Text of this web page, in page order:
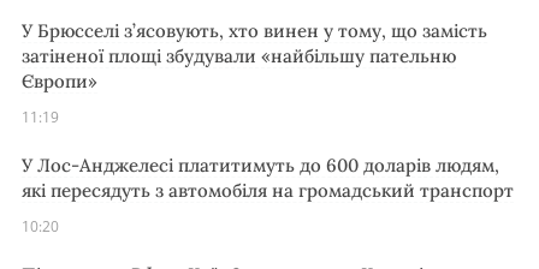
У Брюсселі з’ясовують, хто винен у тому, що замість
затіненої площі збудували «найбільшу пательню
Європи»
11:19
У Лос-Анджелесі платитимуть до 600 доларів людям,
які пересядуть з автомобіля на громадський транспорт
10:20